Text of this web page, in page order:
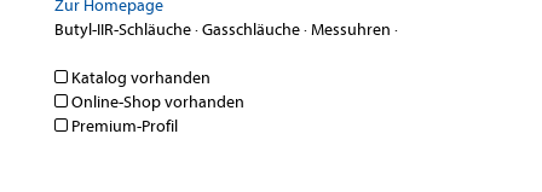
Zur Homepage
Butyl-IIR-Schläuche·Gasschläuche·Messuhren ·
Katalog vorhanden
Online-Shop vorhanden
Premium-Profil